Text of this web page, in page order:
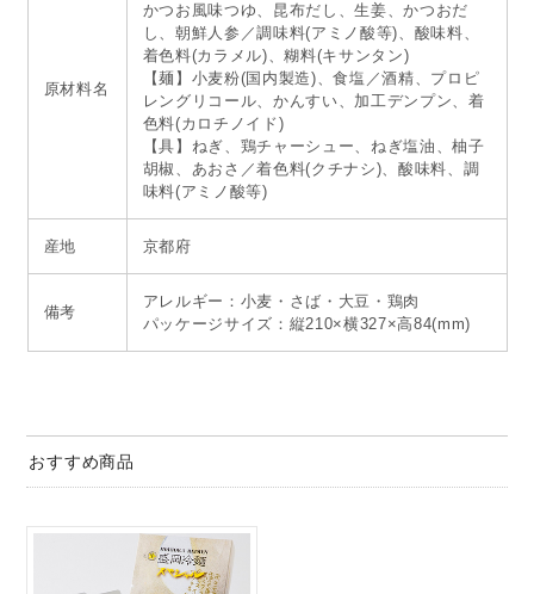
原材料名
かつお風味つゆ、昆布だし、生姜、かつおだ
し、朝鮮人参／調味料(アミノ酸等)、酸味料、
着色料(カラメル)、糊料(キサンタン)
【麺】小麦粉(国内製造)、食塩／酒精、プロピ
レングリコール、かんすい、加工デンプン、着
色料(カロチノイド)
【具】ねぎ、鶏チャーシュー、ねぎ塩油、柚子
胡椒、あおさ／着色料(クチナシ)、酸味料、調
味料(アミノ酸等)
産地 京都府
備考
アレルギー：小麦・さば・大豆・鶏肉
パッケージサイズ：縦210×横327×高84(mm)
おすすめ商品